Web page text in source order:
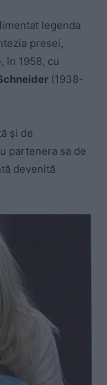
legenda
presei,
în 1958, cu
(1938-
și de
partenera sa de
devenită